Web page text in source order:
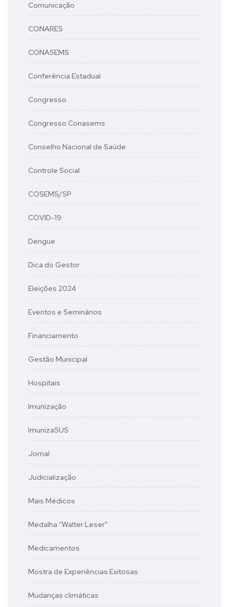
Comunicação
CONARES
CONASEMS
Conferência Estadual
Congresso
Congresso Conasems
Conselho Nacional de Saúde
Controle Social
COSEMS/SP
COVID-19
Dengue
Dica do Gestor
Eleições 2024
Eventos e Seminários
Financiamento
Gestão Municipal
Hospitais
Imunização
ImunizaSUS
Jornal
Judicialização
Mais Médicos
Medalha “Walter Leser”
Medicamentos
Mostra de Experiências Exitosas
Mudanças climáticas